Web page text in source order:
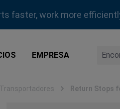
faster, work more
EMPRESA
Transportadores Return Stops